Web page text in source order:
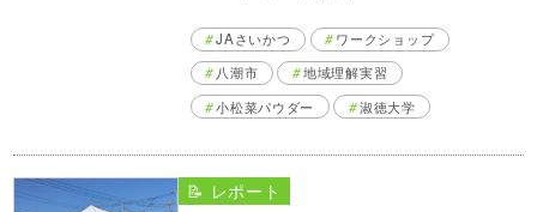
JAさいかつ
ワークショップ
八潮市
地域理解実習
小松菜パウダー
淑徳大学
📝 レポート